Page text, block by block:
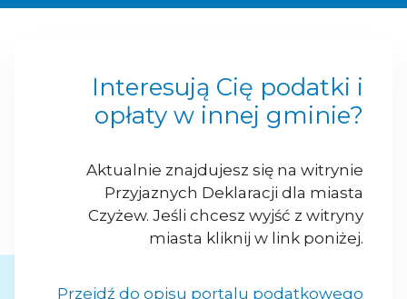
Interesują Cię podatki i
opłaty w innej gminie?
Aktualnie znajdujesz się na witrynie
Przyjaznych Deklaracji dla miasta
Czyżew. Jeśli chcesz wyjść z witryny
miasta kliknij w link poniżej.
Przejdź do opisu portalu podatkowego